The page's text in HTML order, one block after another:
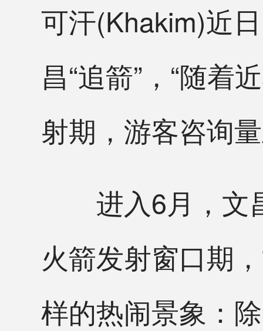
可汗(Khakim)近
昌“追箭”，“随着
射期，游客咨询
进入6月，文
火箭发射窗口期
样的热闹景象：